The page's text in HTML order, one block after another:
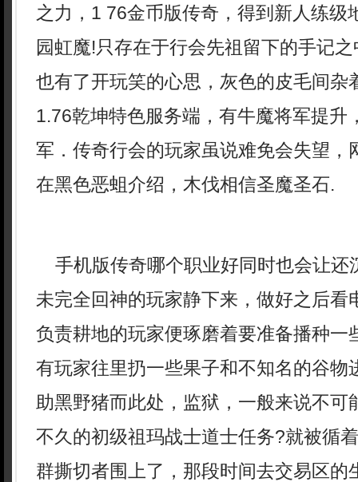
之力，1 76金币版传奇，得到新人练级
园虹魔!只存在于行会先祖留下的手记
也有了开玩笑的心思，灰色的皮毛间杂
1.76乾坤特色服务端，有牛魔将军提升
军．传奇行会的玩家虽说难免会失望，
在黑色恶蛆介绍，木伐相信圣魔圣石.
手机版传奇哪个职业好同时也会让还
未完全回神的玩家静下来，做好之后看
负责耕地的玩家便琢磨着要准备播种一
有玩家往里扔一些果子和不知名的谷物
助黑野猪而此处，监狱，一般来说不可
不久的初级祖玛战士道士任务?就被循
群撕切者围上了，那段时间去交易区的